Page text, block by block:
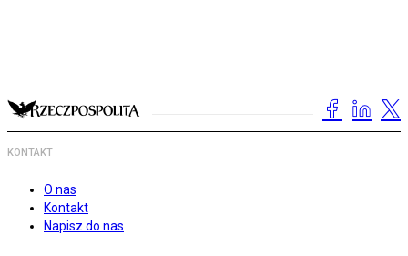
KONTAKT
O nas
Kontakt
Napisz do nas